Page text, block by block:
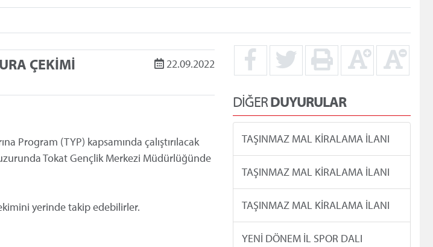
ÇEKİMİ
22.09.2022
Program (TYP) kapsamında çalıştırılacak
Tokat Gençlik Merkezi Müdürlüğünde
yerinde takip edebilirler.
DİĞERDUYURULAR
TAŞINMAZ MAL KİRALAMA İLANI
TAŞINMAZ MAL KİRALAMA İLANI
TAŞINMAZ MAL KİRALAMA İLANI
YENİ DÖNEM İL SPOR DALI